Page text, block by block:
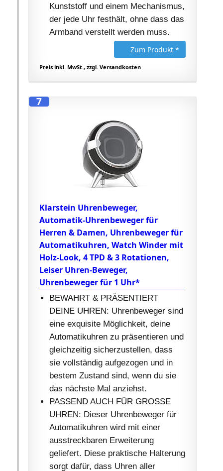
Kunststoff und einem Mechanismus,
der jede Uhr festhält, ohne dass das
Armband verstellt werden muss.
Zum Produkt *
Preis inkl. MwSt., zzgl. Versandkosten
7
Klarstein Uhrenbeweger,
Automatik-Uhrenbeweger für
Herren & Damen, Uhrenbeweger für
Automatikuhren, Watch Winder mit
Holz-Look, 4 TPD & 3 Rotationen,
Leiser Uhren-Beweger,
Uhrenbeweger für 1 Uhr*
BEWAHRT & PRÄSENTIERT
DEINE UHREN: Uhrenbeweger sind
eine exquisite Möglichkeit, deine
Automatikuhren zu präsentieren und
gleichzeitig sicherzustellen, dass
sie vollständig aufgezogen und in
bestem Zustand sind, wenn du sie
das nächste Mal anziehst.
PASSEND AUCH FÜR GROSSE
UHREN: Dieser Uhrenbeweger für
Automatikuhren wird mit einer
ausstreckbaren Erweiterung
geliefert. Diese praktische Halterung
sorgt dafür, dass Uhren aller